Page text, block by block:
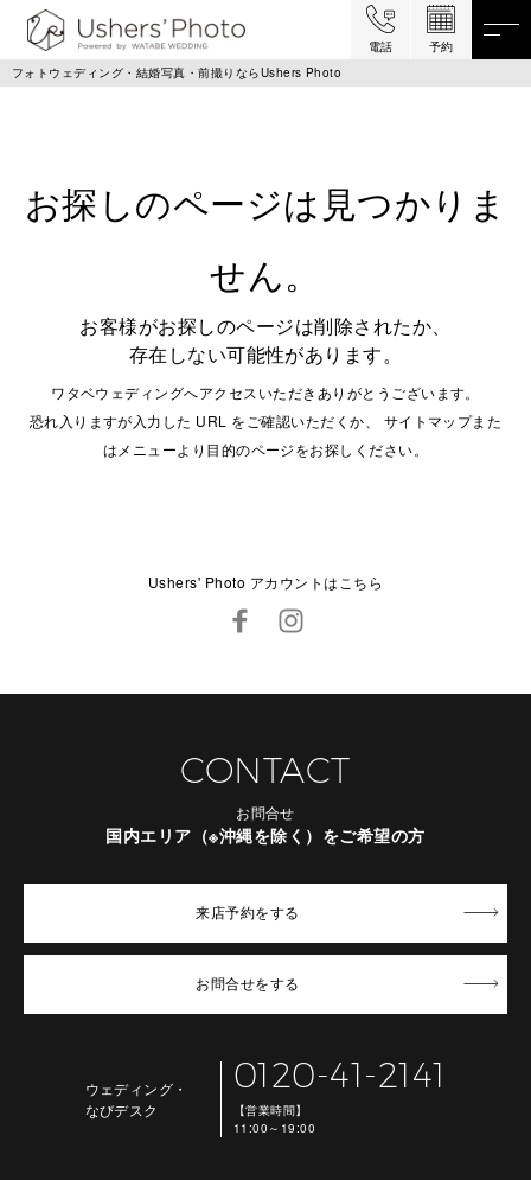
電話
予約
フォトウェディング・結婚写真・前撮りならUshers Photo
お探しのページは見つかりま
せん。
お客様がお探しのページは削除されたか、
存在しない可能性があります。
ワタベウェディングへアクセスいただきありがとうございます。
恐れ入りますが入力した URL をご確認いただくか、 サイトマップまた
はメニューより目的のページをお探しください。
Ushers' Photo アカウントはこちら
CONTACT
お問合せ
国内エリア（※沖縄を除く）をご希望の方
来店予約をする
お問合せをする
ウェディング・
なびデスク
0120-41-2141
【営業時間】
11:00～19:00